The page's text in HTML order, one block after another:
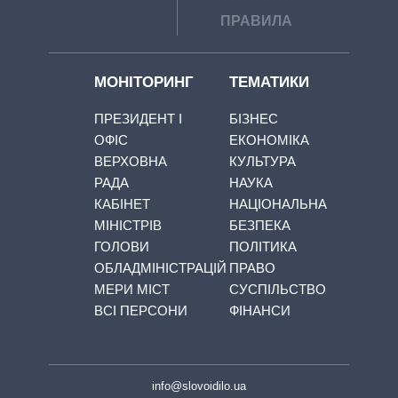
ПРАВИЛА
МОНІТОРИНГ
ПРЕЗИДЕНТ І
ОФІС
ВЕРХОВНА
РАДА
КАБІНЕТ
МІНІСТРІВ
ГОЛОВИ
ОБЛАДМІНІСТРАЦІЙ
МЕРИ МІСТ
ВСІ ПЕРСОНИ
ТЕМАТИКИ
БІЗНЕС
ЕКОНОМІКА
КУЛЬТУРА
НАУКА
НАЦІОНАЛЬНА
БЕЗПЕКА
ПОЛІТИКА
ПРАВО
СУСПІЛЬСТВО
ФІНАНСИ
info@slovoidilo.ua